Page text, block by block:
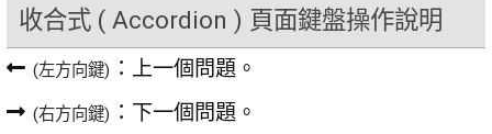
收合式 ( Accordion ) 頁面鍵盤操作說明
(左方向鍵) ：上一個問題。
(右方向鍵) ：下一個問題。